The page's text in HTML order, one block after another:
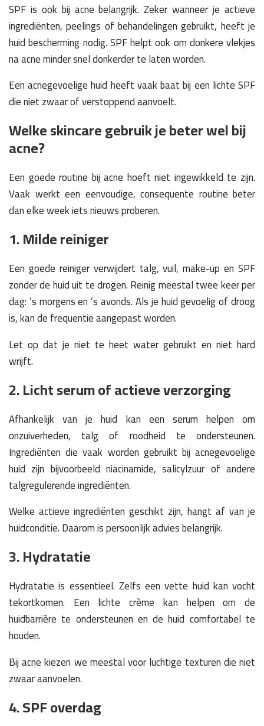
SPF is ook bij acne belangrijk. Zeker wanneer je actieve
ingrediënten, peelings of behandelingen gebruikt, heeft je
huid bescherming nodig. SPF helpt ook om donkere vlekjes
na acne minder snel donkerder te laten worden.
Een acnegevoelige huid heeft vaak baat bij een lichte SPF
die niet zwaar of verstoppend aanvoelt.
Welke skincare gebruik je beter wel bij
acne?
Een goede routine bij acne hoeft niet ingewikkeld te zijn.
Vaak werkt een eenvoudige, consequente routine beter
dan elke week iets nieuws proberen.
1. Milde reiniger
Een goede reiniger verwijdert talg, vuil, make-up en SPF
zonder de huid uit te drogen. Reinig meestal twee keer per
dag: ’s morgens en ’s avonds. Als je huid gevoelig of droog
is, kan de frequentie aangepast worden.
Let op dat je niet te heet water gebruikt en niet hard
wrijft.
2. Licht serum of actieve verzorging
Afhankelijk van je huid kan een serum helpen om
onzuiverheden, talg of roodheid te ondersteunen.
Ingrediënten die vaak worden gebruikt bij acnegevoelige
huid zijn bijvoorbeeld niacinamide, salicylzuur of andere
talgregulerende ingrediënten.
Welke actieve ingrediënten geschikt zijn, hangt af van je
huidconditie. Daarom is persoonlijk advies belangrijk.
3. Hydratatie
Hydratatie is essentieel. Zelfs een vette huid kan vocht
tekortkomen. Een lichte crème kan helpen om de
huidbarrière te ondersteunen en de huid comfortabel te
houden.
Bij acne kiezen we meestal voor luchtige texturen die niet
zwaar aanvoelen.
4. SPF overdag